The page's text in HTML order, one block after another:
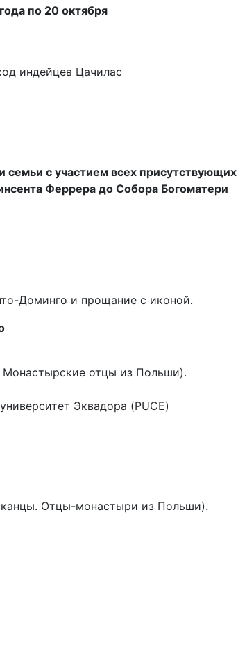
по 20 октября
индейцев Цачилас
семьи с участием всех присутствующих
Феррера до Собора Богоматери
Доминго и прощание с иконой.
Монастырские отцы из Польши).
Эквадора (PUCE)
Отцы-монастыри из Польши).